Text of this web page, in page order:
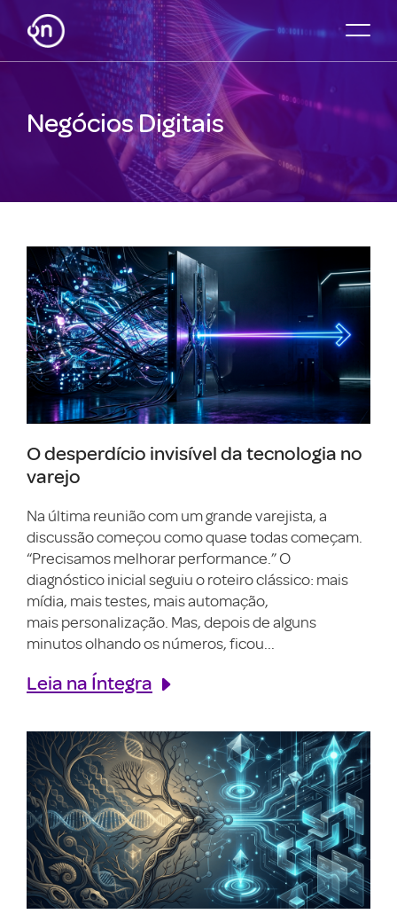
Negócios Digitais
O desperdício invisível da tecnologia no
varejo
Na última reunião com um grande varejista, a
discussão começou como quase todas começam.
“Precisamos melhorar performance.” O
diagnóstico inicial seguiu o roteiro clássico: mais
mídia, mais testes, mais automação,
mais personalização. Mas, depois de alguns
minutos olhando os números, ficou...
Leia na Íntegra